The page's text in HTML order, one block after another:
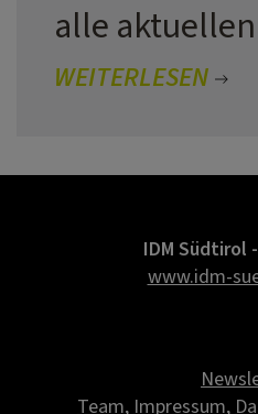
alle
WEITERLESEN
IDM Südtirol
www.idm-
Team,Impressum,